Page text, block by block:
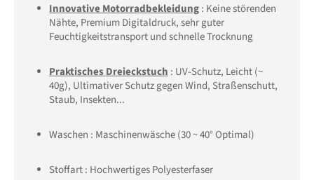
Innovative Motorradbekleidung: Keine störenden
Nähte, Premium Digitaldruck, sehr guter
Feuchtigkeitstransport und schnelle Trocknung
Praktisches Dreieckstuch : UV-Schutz, Leicht (~
40g), Ultimativer Schutz gegen Wind, Straßenschutt,
Staub, Insekten...
Waschen : Maschinenwäsche (30 ~ 40° Optimal)
Stoffart : Hochwertiges Polyesterfaser